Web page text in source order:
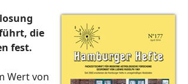
die
fest.
Wert von